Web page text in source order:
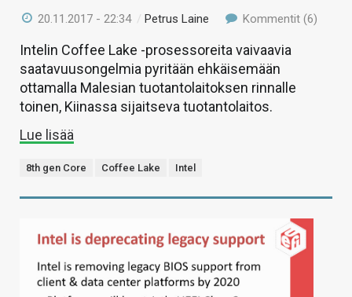
20.11.2017 - 22:34 /Petrus Laine Kommentit (6)
Intelin Coffee Lake -prosessoreita vaivaavia
saatavuusongelmia pyritään ehkäisemään
ottamalla Malesian tuotantolaitoksen rinnalle
toinen, Kiinassa sijaitseva tuotantolaitos.
Lue lisää
8th gen Core Coffee Lake Intel